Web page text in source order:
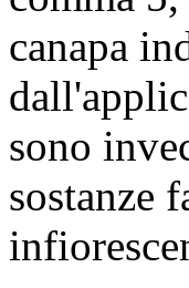
canapa
sono
sostanze